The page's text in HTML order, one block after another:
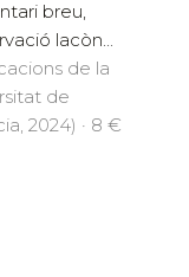
breu,
lacòn...
de la
de
2024) · 8 €